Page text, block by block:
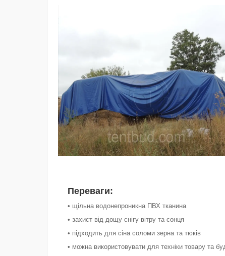
Переваги:
• щільна водонепроникна ПВХ тканина
• захист від дощу снігу вітру та сонця
• підходить для сіна соломи зерна та тюків
• можна використовувати для техніки товару та